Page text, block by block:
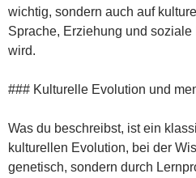
wichtig, sondern auch auf
Sprache, Erziehung und
wird.
### Kulturelle Evolution und
Was du beschreibst, ist ein
kulturellen Evolution, bei der
genetisch, sondern durch